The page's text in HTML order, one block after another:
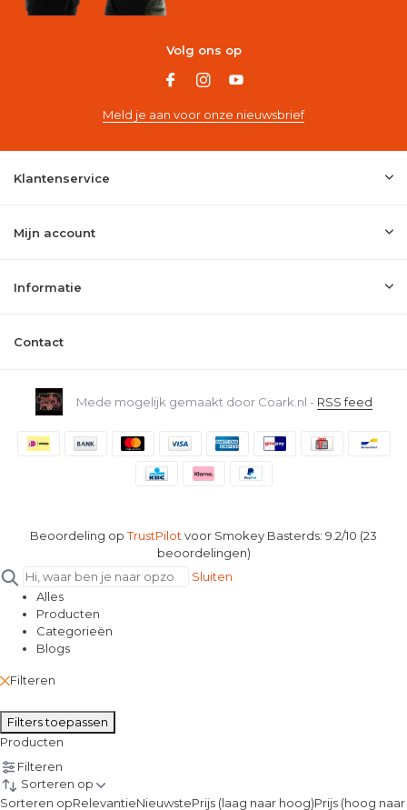
Volg ons op
Meld je aan voor onze nieuwsbrief
Klantenservice
Mijn account
Informatie
Contact
Mede mogelijk gemaakt door Coark.nl - RSS feed
Beoordeling opTrustPilot voor Smokey Basterds: 9.2/10 (23
beoordelingen)
Sluiten
Alles
Producten
Categorieën
Blogs
Filteren
Filters toepassen
Producten
Filteren
Sorteren op
Sorteren opRelevantieNieuwstePrijs (laag naar hoog)Prijs (hoog naar